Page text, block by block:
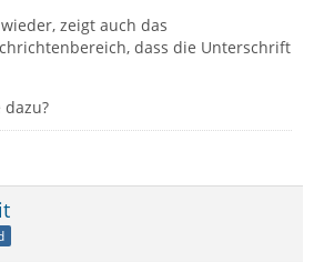
zeigt auch das
dass die Unterschrift